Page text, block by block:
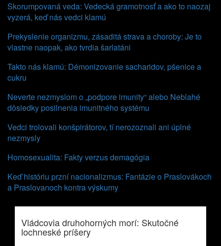
Skorumpovaná veda: Vedecká gramotnosť a ako to naozaj
vyzerá, keď nás vedci klamú
Prekyslenie organizmu, zásaditá strava a choroby: Je to
vlastne naopak, ako tvrdia šarlatáni
Takto nás klamú: Démonizovanie sacharidov, pšenice a
cukru
Neverte nezmyslom o „podpore imunity“ alebo Neblahé
dôsledky posilnenia imunitného systému
Vedci trolovali konšpirátorov, tí nerozoznali ani úplné
nezmysly
Homosexualita: Fakty verzus demagógia
Keď históriu przní nacionalizmus: Fantázie o Praslovákoch
a Praslovanoch kontra výskumy
Vládcovia druhohorných morí: Skutočné
lochneské príšery